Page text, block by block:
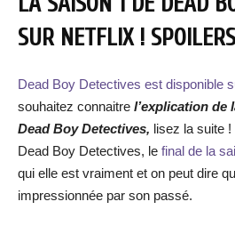
SUR NETFLIX !
Dead Boy Detectives est disponible
souhaitez connaitre l’explication de
Dead Boy Detectives, lisez la suite !
Dead Boy Detectives, le final de la
qui elle est vraiment et on peut dire
impressionnée par son passé.